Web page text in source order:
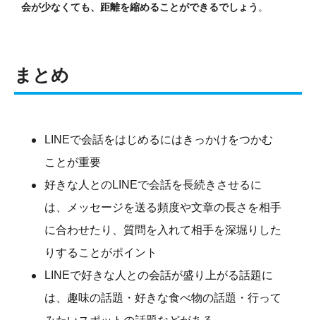
会が少なくても、距離を縮めることができるでしょう 。
まとめ
LINEで会話をはじめるにはきっかけをつかむ
ことが重要
好きな人とのLINEで会話を長続きさせるに
は、メッセージを送る頻度や文章の長さを相手
に合わせたり、質問を入れて相手を深堀りした
りすることがポイント
LINEで好きな人との会話が盛り上がる話題に
は、趣味の話題・好きな食べ物の話題・行って